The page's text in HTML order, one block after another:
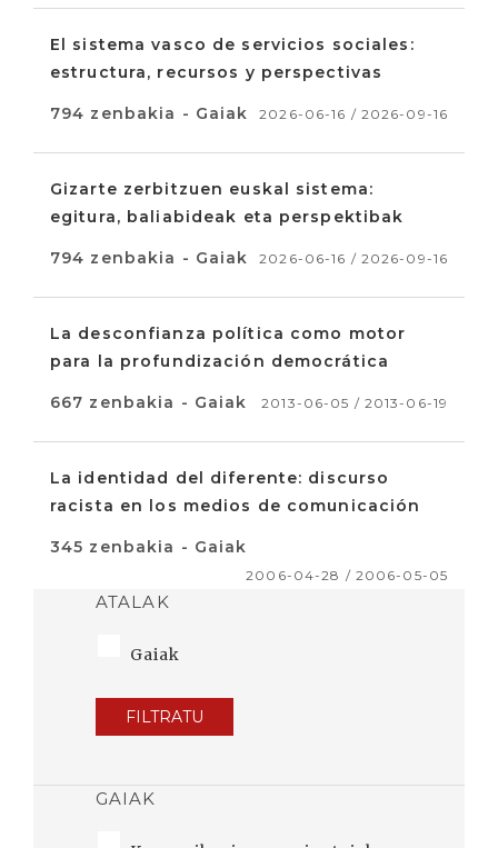
El sistema vasco de servicios sociales:
estructura, recursos y perspectivas
794 zenbakia - Gaiak 2026-06-16 / 2026-09-16
Gizarte zerbitzuen euskal sistema:
egitura, baliabideak eta perspektibak
794 zenbakia - Gaiak 2026-06-16 / 2026-09-16
La desconfianza política como motor
para la profundización democrática
667 zenbakia - Gaiak 2013-06-05 / 2013-06-19
La identidad del diferente: discurso
racista en los medios de comunicación
345 zenbakia - Gaiak
2006-04-28 / 2006-05-05
ATALAK
Gaiak
FILTRATU
GAIAK